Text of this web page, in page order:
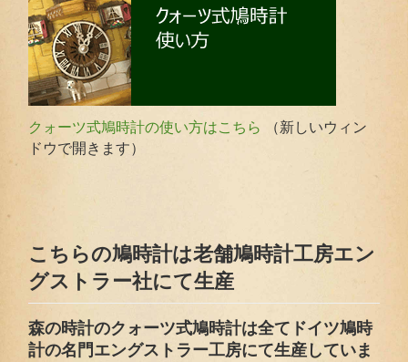
クォーツ式鳩時計の使い方はこちら
（新しいウィン
ドウで開きます）
こちらの鳩時計は老舗鳩時計工房エン
グストラー社にて生産
森の時計のクォーツ式鳩時計は全てドイツ鳩時
計の名門エングストラー工房にて生産していま